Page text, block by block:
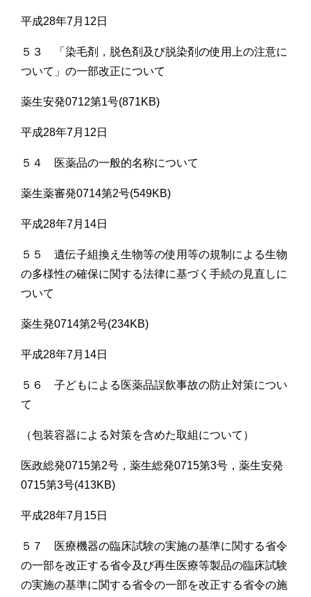
平成28年7月12日
５３ 「染毛剤，脱色剤及び脱染剤の使用上の注意に
ついて」の一部改正について
薬生安発0712第1号(871KB)
平成28年7月12日
５４ 医薬品の一般的名称について
薬生薬審発0714第2号(549KB)
平成28年7月14日
５５ 遺伝子組換え生物等の使用等の規制による生物
の多様性の確保に関する法律に基づく手続の見直しに
ついて
薬生発0714第2号(234KB)
平成28年7月14日
５６ 子どもによる医薬品誤飲事故の防止対策につい
て
（包装容器による対策を含めた取組について）
医政総発0715第2号，薬生総発0715第3号，薬生安発
0715第3号(413KB)
平成28年7月15日
５７ 医療機器の臨床試験の実施の基準に関する省令
の一部を改正する省令及び再生医療等製品の臨床試験
の実施の基準に関する省令の一部を改正する省令の施